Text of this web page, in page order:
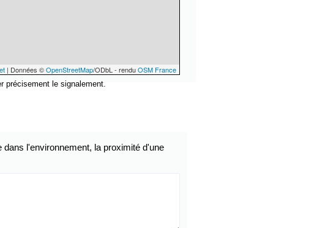
| Données ©OpenStreetMap/ODbL - renduOSM France
précisement le signalement.
l'environnement, la proximité d'une